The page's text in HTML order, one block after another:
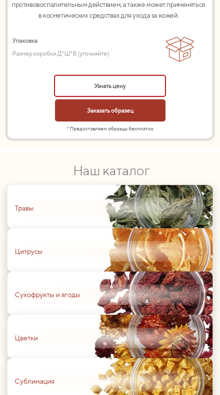
противовоспалительным действием, а также может применяться
в косметических средствах для ухода за кожей.
Упаковка
Размер коробки Д*Ш*В (уточняйте)
Узнать цену
Заказать образец
* Предоставляем образцы бесплатно
Наш каталог
Травы
Цитрусы
Сухофрукты и ягоды
Цветки
Сублимация